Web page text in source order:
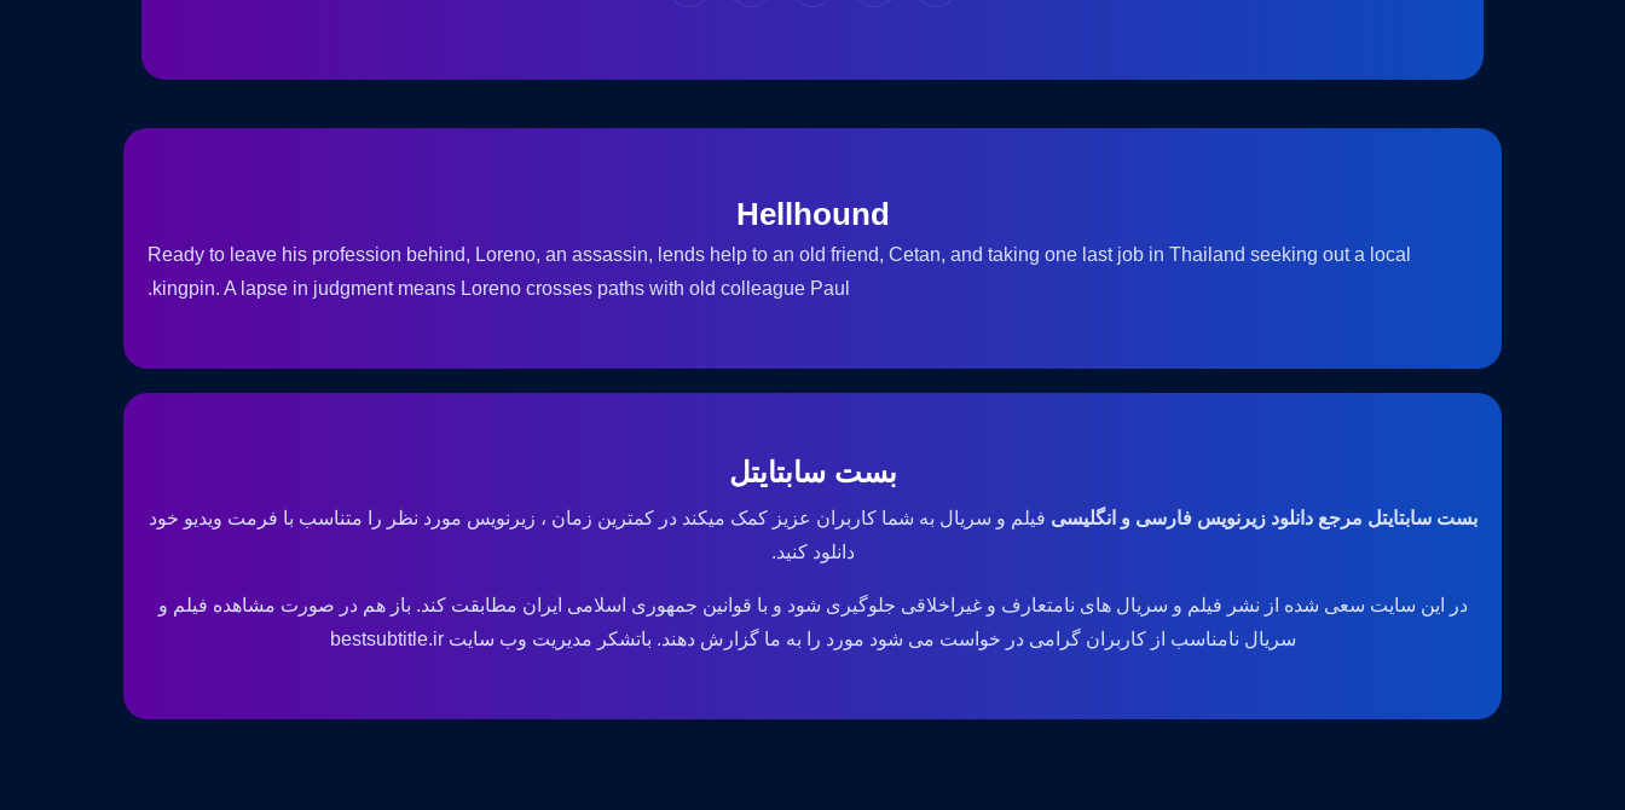
Hellhound
Ready to leave his profession behind, Loreno, an assassin, lends help to an old friend, Cetan, and taking one last job in Thailand seeking out a local
kingpin. A lapse in judgment means Loreno crosses paths with old colleague Paul.
بست سابتایتل
بست سابتایتل مرجع دانلود زیرنویس فارسی و انگلیسی فیلم و سریال به شما کاربران عزیز کمک میکند در کمترین زمان ، زیرنویس مورد نظر را متناسب با فرمت ویدیو خود
دانلود کنید.
در این سایت سعی شده از نشر فیلم و سریال های نامتعارف و غیراخلاقی جلوگیری شود و با قوانین جمهوری اسلامی ایران مطابقت کند. باز هم در صورت مشاهده فیلم و
سریال نامناسب از کاربران گرامی در خواست می شود مورد را به ما گزارش دهند. باتشکر مدیریت وب سایت bestsubtitle.ir